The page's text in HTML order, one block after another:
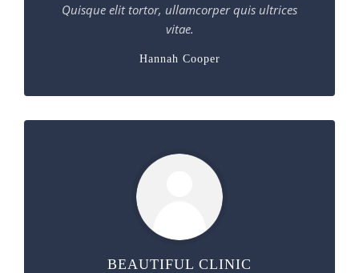
Quisque elit tortor, ullamcorper quis ultrices
vitae.
Hannah Cooper
BEAUTIFUL CLINIC